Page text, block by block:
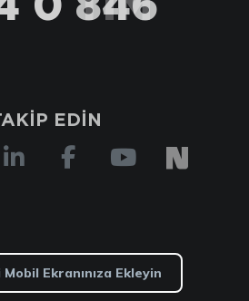
EDİN
Ekranınıza Ekleyin